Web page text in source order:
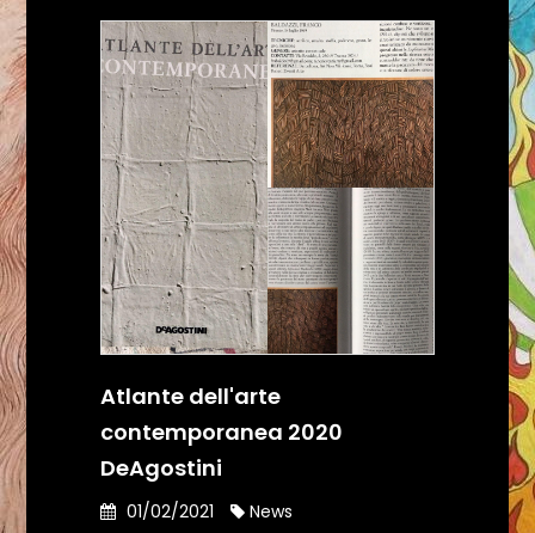
Atlante dell'arte
contemporanea 2020
DeAgostini
01/02/2021 News